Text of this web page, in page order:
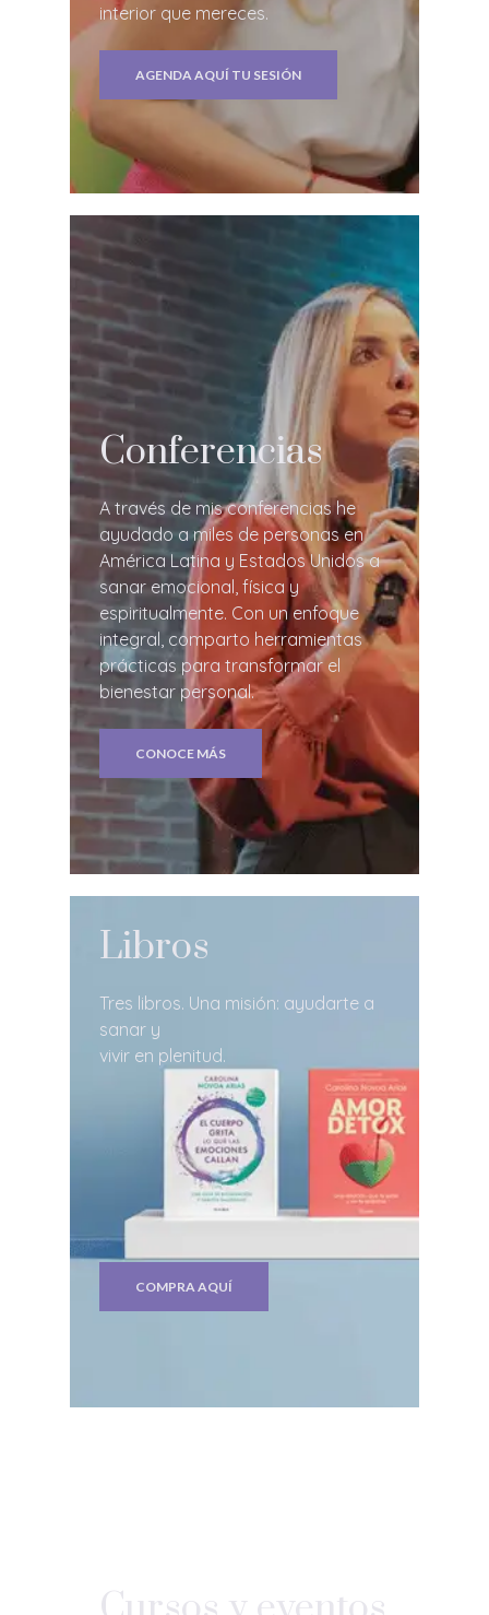
interior que mereces.
AGENDA AQUÍ TU SESIÓN
Conferencias
A través de mis conferencias he
ayudado a miles de personas en
América Latina y Estados Unidos a
sanar emocional, física y
espiritualmente. Con un enfoque
integral, comparto herramientas
prácticas para transformar el
bienestar personal.
CONOCE MÁS
Libros
Tres libros. Una misión: ayudarte a
sanar y
vivir en plenitud.
COMPRA AQUÍ